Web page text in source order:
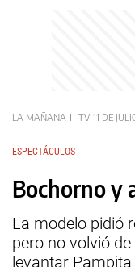
LA MAÑANA TV 11 DE
ESPECTÁCULOS
Bochorno y
La modelo pidió
pero no volvió
levantar